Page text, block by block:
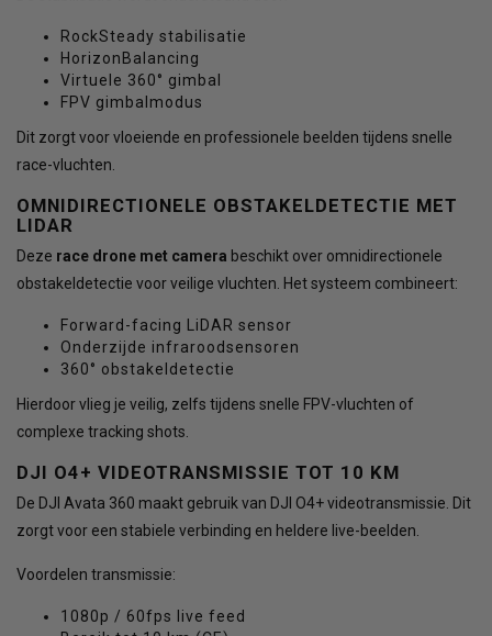
RockSteady stabilisatie
HorizonBalancing
Virtuele 360° gimbal
FPV gimbalmodus
Dit zorgt voor vloeiende en professionele beelden tijdens snelle
race-vluchten.
OMNIDIRECTIONELE OBSTAKELDETECTIE MET
LIDAR
Deze race drone met camera beschikt over omnidirectionele
obstakeldetectie voor veilige vluchten. Het systeem combineert:
Forward-facing LiDAR sensor
Onderzijde infraroodsensoren
360° obstakeldetectie
Hierdoor vlieg je veilig, zelfs tijdens snelle FPV-vluchten of
complexe tracking shots.
DJI O4+ VIDEOTRANSMISSIE TOT 10 KM
De DJI Avata 360 maakt gebruik van DJI O4+ videotransmissie. Dit
zorgt voor een stabiele verbinding en heldere live-beelden.
Voordelen transmissie:
1080p / 60fps live feed